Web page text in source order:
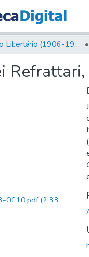
Canto Libertário (1906-1995)
0010.pdf(2,33